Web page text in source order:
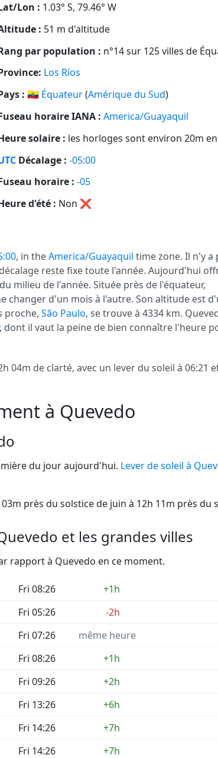
Lon : 1.03° S, 79.46° W
: 51 m d'altitude
par population : n°14 sur 125 villes de
Los Ríos
: 🇪🇨 Équateur(Amérique du Sud)
horaire IANA : America/Guayaquil
solaire : les horloges sont environ 20m
Décalage : -05:00
horaire : -05
d'été : Non ❌
, in theAmerica/Guayaquil time zone. Il n'y a
reste fixe toute l'année. Aujourd'hui
milieu de l'année. Située près de l'équateur,
changer d'un mois à l'autre. Son altitude est
proche, São Paulo, se trouve à 4334 km.
, dont il vaut la peine de bien connaître l'heure
04m de clarté, avec un lever du soleil à 06:21
à Quevedo
du jour aujourd'hui. Lever de soleil à
près du solstice de juin à 12h 11m près du
et les grandes villes
rapport à Quevedo en ce moment.
Fri 08:26
+1h
Fri 05:26
-2h
Fri 07:26
même heure
Fri 08:26
+1h
Fri 09:26
+2h
Fri 13:26
+6h
Fri 14:26
+7h
Fri 14:26
+7h